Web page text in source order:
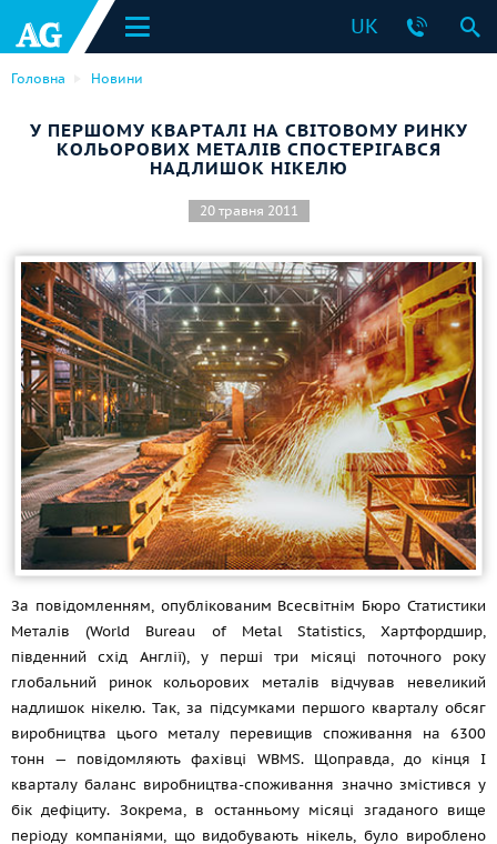
UK
Головна Новини
У ПЕРШОМУ КВАРТАЛІ НА СВІТОВОМУ РИНКУ
КОЛЬОРОВИХ МЕТАЛІВ СПОСТЕРІГАВСЯ
НАДЛИШОК НІКЕЛЮ
20 травня 2011
За повідомленням, опублікованим Всесвітнім Бюро Статистики
Металів (World Bureau of Metal Statistics, Хартфордшир,
південний схід Англії), у перші три місяці поточного року
глобальний ринок кольорових металів відчував невеликий
надлишок нікелю. Так, за підсумками першого кварталу обсяг
виробництва цього металу перевищив споживання на 6300
тонн — повідомляють фахівці WBMS. Щоправда, до кінця I
кварталу баланс виробництва-споживання значно змістився у
бік дефіциту. Зокрема, в останньому місяці згаданого вище
періоду компаніями, що видобувають нікель, було вироблено